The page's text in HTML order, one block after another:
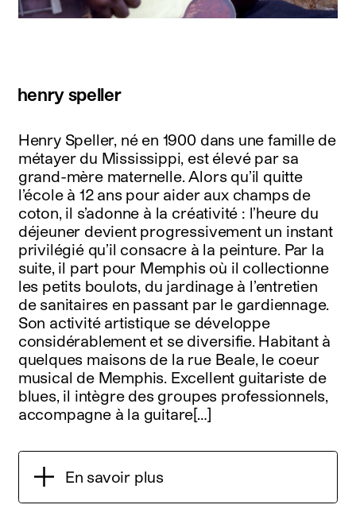
henry speller
Henry Speller, né en 1900 dans une famille de
métayer du Mississippi, est élevé par sa
grand-mère maternelle. Alors qu’il quitte
l’école à 12 ans pour aider aux champs de
coton, il s’adonne à la créativité : l’heure du
déjeuner devient progressivement un instant
privilégié qu’il consacre à la peinture. Par la
suite, il part pour Memphis où il collectionne
les petits boulots, du jardinage à l’entretien
de sanitaires en passant par le gardiennage.
Son activité artistique se développe
considérablement et se diversifie. Habitant à
quelques maisons de la rue Beale, le coeur
musical de Memphis. Excellent guitariste de
blues, il intègre des groupes professionnels,
accompagne à la guitare[…]
En savoir plus